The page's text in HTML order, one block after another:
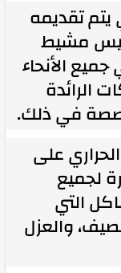
يتم تقديمه
مشيط
الأنحاء
الرائدة
في ذلك.
على
لجميع
التي
والعزل